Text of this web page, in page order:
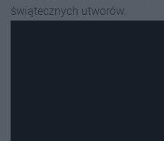
świątecznych utworów.